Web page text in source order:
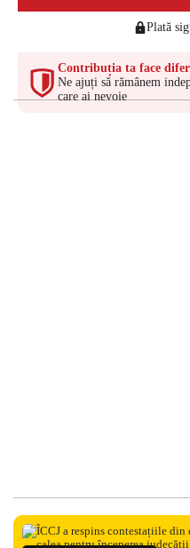
Plată
Contribuția ta face
Ne ajuți să rămânem
care ai nevoie